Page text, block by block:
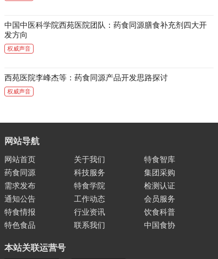
中国中医科学院西苑医院团队：药食同源膳食补充剂四大开
发方向
权威声音
西苑医院李峰杰等：药食同源产品开发思路探讨
权威声音
网站导航
网站首页 关于我们
特食智库
药食同源
科技服务
集团采购
需求发布
特食学院
检测认证
通知公告
工作动态
会员服务
特食情报
行业资讯
饮食科普
特色食品
联系我们 中国食协
本站关联运营号